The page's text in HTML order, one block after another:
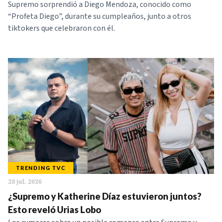
Supremo sorprendió a Diego Mendoza, conocido como
“Profeta Diego”, durante su cumpleaños, junto a otros
tiktokers que celebraron con él.
TRENDING TVC
28 jul. 2026
¿Supremo y Katherine Díaz estuvieron juntos?
Esto reveló Urias Lobo